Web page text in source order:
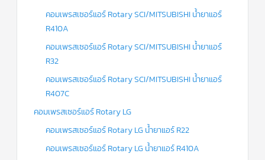
คอมเพรสเซอร์แอร์ Rotary SCI/MITSUBISHI น้ำยาแอร์
R410A
คอมเพรสเซอร์แอร์ Rotary SCI/MITSUBISHI น้ำยาแอร์
R32
คอมเพรสเซอร์แอร์ Rotary SCI/MITSUBISHI น้ำยาแอร์
R407C
คอมเพรสเซอร์แอร์ Rotary LG
คอมเพรสเซอร์แอร์ Rotary LG น้ำยาแอร์ R22
คอมเพรสเซอร์แอร์ Rotary LG น้ำยาแอร์ R410A